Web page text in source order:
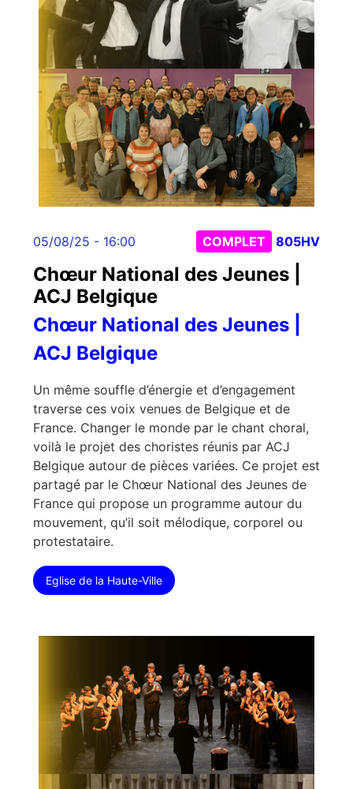
05/08/25 - 16:00 COMPLET 805HV
Chœur National des Jeunes |
ACJ Belgique
Chœur National des Jeunes |
ACJ Belgique
Un même souffle d’énergie et d’engagement
traverse ces voix venues de Belgique et de
France. Changer le monde par le chant choral,
voilà le projet des choristes réunis par ACJ
Belgique autour de pièces variées. Ce projet est
partagé par le Chœur National des Jeunes de
France qui propose un programme autour du
mouvement, qu’il soit mélodique, corporel ou
protestataire.
Eglise de la Haute-Ville